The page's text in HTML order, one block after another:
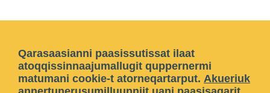
Qarasaasianni paasissutissat ilaat
atoqqissinnaajumallugit quppernermi
matumani cookie-t atorneqartarput. Akueriuk